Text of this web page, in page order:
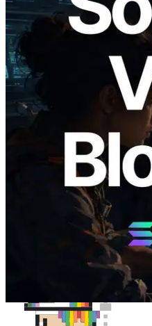
2026.05.24
Validators
Block Analyzer –
zugewiesenen
Lesen Sie diesen Artikel